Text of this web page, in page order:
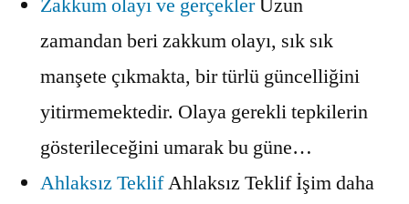
zamandan beri zakkum olayı, sık sık
manşete çıkmakta, bir türlü güncelliğini
yitirmemektedir. Olaya gerekli tepkilerin
gösterileceğini umarak bu güne…
Ahlaksız TeklifAhlaksız Teklif İşim daha